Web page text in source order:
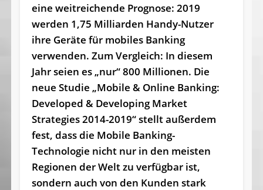
eine weitreichende Prognose: 2019
werden 1,75 Milliarden Handy-Nutzer
ihre Geräte für mobiles Banking
verwenden. Zum Vergleich: In diesem
Jahr seien es „nur“ 800 Millionen. Die
neue Studie „Mobile & Online Banking:
Developed & Developing Market
Strategies 2014-2019“ stellt außerdem
fest, dass die Mobile Banking-
Technologie nicht nur in den meisten
Regionen der Welt zu verfügbar ist,
sondern auch von den Kunden stark